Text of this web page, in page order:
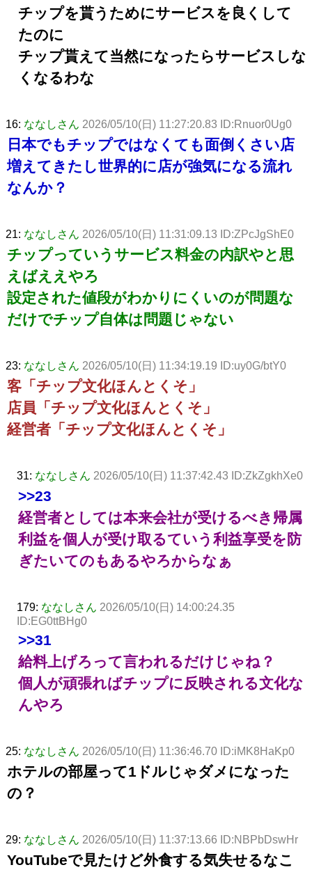
チップを貰うためにサービスを良くして
たのに
チップ貰えて当然になったらサービスしな
くなるわな
16: ななしさん 2026/05/10(日) 11:27:20.83 ID:Rnuor0Ug0
日本でもチップではなくても面倒くさい店
増えてきたし世界的に店が強気になる流れ
なんか？
21: ななしさん 2026/05/10(日) 11:31:09.13 ID:ZPcJgShE0
チップっていうサービス料金の内訳やと思
えばええやろ
設定された値段がわかりにくいのが問題な
だけでチップ自体は問題じゃない
23: ななしさん 2026/05/10(日) 11:34:19.19 ID:uy0G/btY0
客「チップ文化ほんとくそ」
店員「チップ文化ほんとくそ」
経営者「チップ文化ほんとくそ」
31: ななしさん 2026/05/10(日) 11:37:42.43 ID:ZkZgkhXe0
>>23
経営者としては本来会社が受けるべき帰属
利益を個人が受け取るていう利益享受を防
ぎたいてのもあるやろからなぁ
179: ななしさん 2026/05/10(日) 14:00:24.35
ID:EG0ttBHg0
>>31
給料上げろって言われるだけじゃね？
個人が頑張ればチップに反映される文化な
んやろ
25: ななしさん 2026/05/10(日) 11:36:46.70 ID:iMK8HaKp0
ホテルの部屋って1ドルじゃダメになった
の？
29: ななしさん 2026/05/10(日) 11:37:13.66 ID:NBPbDswHr
YouTubeで見たけど外食する気失せるなこ